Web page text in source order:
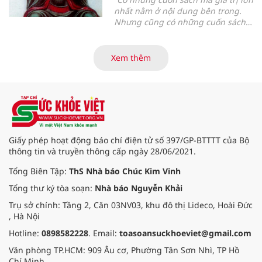
nhất nằm ở nội dung bên trong.
Nhưng cũng có những cuốn sách
vóc của tác giả và triết lý mà cả
Xem thêm
Giấy phép hoạt động báo chí điện tử số 397/GP-BTTTT của Bộ
thông tin và truyền thông cấp ngày 28/06/2021.
Tổng Biên Tập: ThS Nhà báo Chúc Kim Vinh
Tổng thư ký tòa soạn: Nhà báo Nguyễn Khải
Trụ sở chính: Tầng 2, Căn 03NV03, khu đô thị Lideco, Hoài Đức
, Hà Nội
Hotline: 0898582228. Email: toasoansuckhoeviet@gmail.com
Văn phòng TP.HCM: 909 Âu cơ, Phường Tân Sơn Nhì, TP Hồ